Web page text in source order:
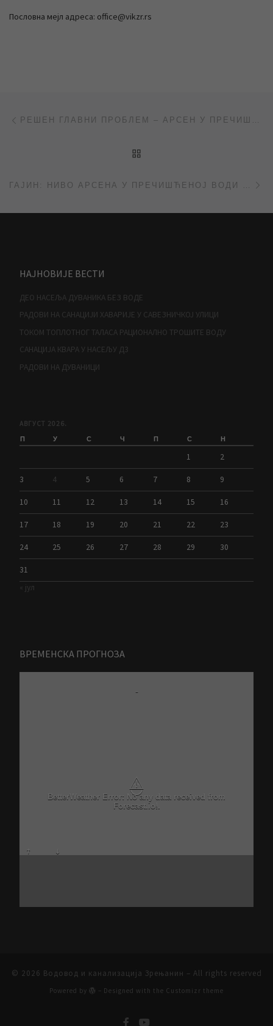
Пословна мејл адреса: office@vikzr.rs
Post navigation
НАЈНОВИЈЕ ВЕСТИ
ДЕО НАСЕЉА ДУВАНИКА БЕЗ ВОДЕ
РАДОВИ НА САНАЦИЈИ ХАВАРИЈЕ У САВЕЗНИЧКОЈ УЛИЦИ
ТОКОМ ТОПЛОТНОГ ТАЛАСА РАЦИОНАЛНО ТРОШИТЕ ВОДУ
САНАЦИЈА КВАРА У НАСЕЉУ Д3
РАДОВИ НА ДУВАНИЦИ
АВГУСТ 2026.
П У С Ч П С Н
1 2
3 4 5 6 7 8 9
10 11 12 13 14 15 16
17 18 19 20 21 22 23
24 25 26 27 28 29 30
31
« јул
ВРЕМЕНСКА ПРОГНОЗА
-
⚠
BetterWeather Error: No any data received from
Forecast.io!.
© 2026 Водовод и канализација Зрењанин – All rights reserved
Powered by – Designed with the Customizr theme